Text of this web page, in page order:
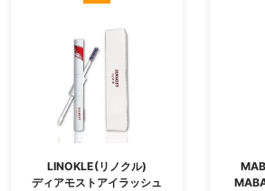
LINOKLE(リノクル)
ディアモストアイラッシュ